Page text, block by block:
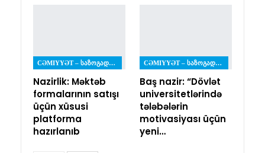
CƏMIYYƏT – ᲡᲐᲖᲝᲒᲐᲓᲝᲔᲑᲐ
Nazirlik: Məktəb
formalarının satışı
üçün xüsusi
platforma
hazırlanıb
CƏMIYYƏT – ᲡᲐᲖᲝᲒᲐᲓᲝᲔᲑᲐ
Baş nazir: “Dövlət
universitetlərində
tələbələrin
motivasiyası üçün
yeni…